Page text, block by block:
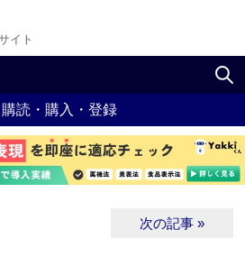
イト
購読・購入・登録
次の記事 »